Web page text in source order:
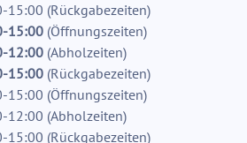
15:00 (Rückgabezeiten)
15:00(Öffnungszeiten)
12:00(Abholzeiten)
15:00(Rückgabezeiten)
15:00 (Öffnungszeiten)
12:00 (Abholzeiten)
15:00 (Rückgabezeiten)